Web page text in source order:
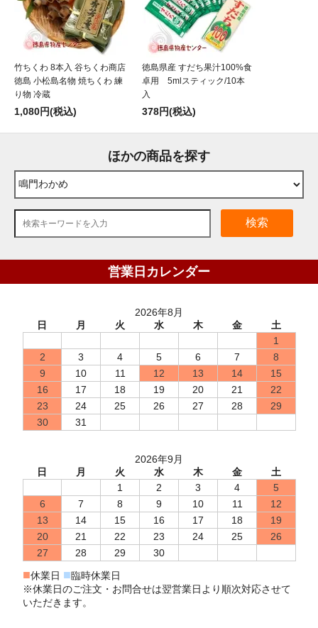
竹ちくわ 8本入 谷ちくわ商店
徳島 小松島名物 焼ちくわ 練
り物 冷蔵
1,080円(税込)
徳島県産 すだち果汁100%食
卓用 5mlスティック/10本
入
378円(税込)
ほかの商品を探す
検索
営業日カレンダー
2026年8月
日
月 火 水 木 金
土
1
2
3 4 5 6 7
8
9
10 11 12 13 14
15
16
17 18 19 20 21
22
23
24 25 26 27 28
29
30
31
2026年9月
日
月 火 水 木 金
土
1
2 3 4
5
6
7 8 9 10 11
12
13
14 15 16 17 18
19
20
21 22 23 24 25
26
27
28 29 30
■休業日 ■臨時休業日
※休業日のご注文・お問合せは翌営業日より順次対応させて
いただきます。